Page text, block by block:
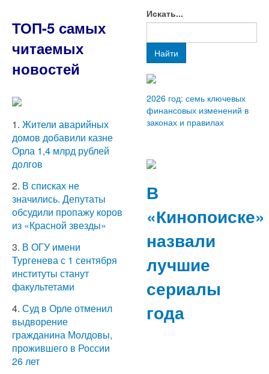
ТОП-5 самых
читаемых
новостей
1. Жители аварийных
домов добавили казне
Орла 1,4 млрд рублей
долгов
2. В списках не
значились. Депутаты
обсудили пропажу коров
из «Красной звезды»
3. В ОГУ имени
Тургенева с 1 сентября
институты станут
факультетами
4. Суд в Орле отменил
выдворение
гражданина Молдовы,
прожившего в России
26 лет
Искать...
Найти
2026 год: семь ключевых
финансовых изменений в
законах и правилах
В
«Кинопоиске»
назвали
лучшие
сериалы
года